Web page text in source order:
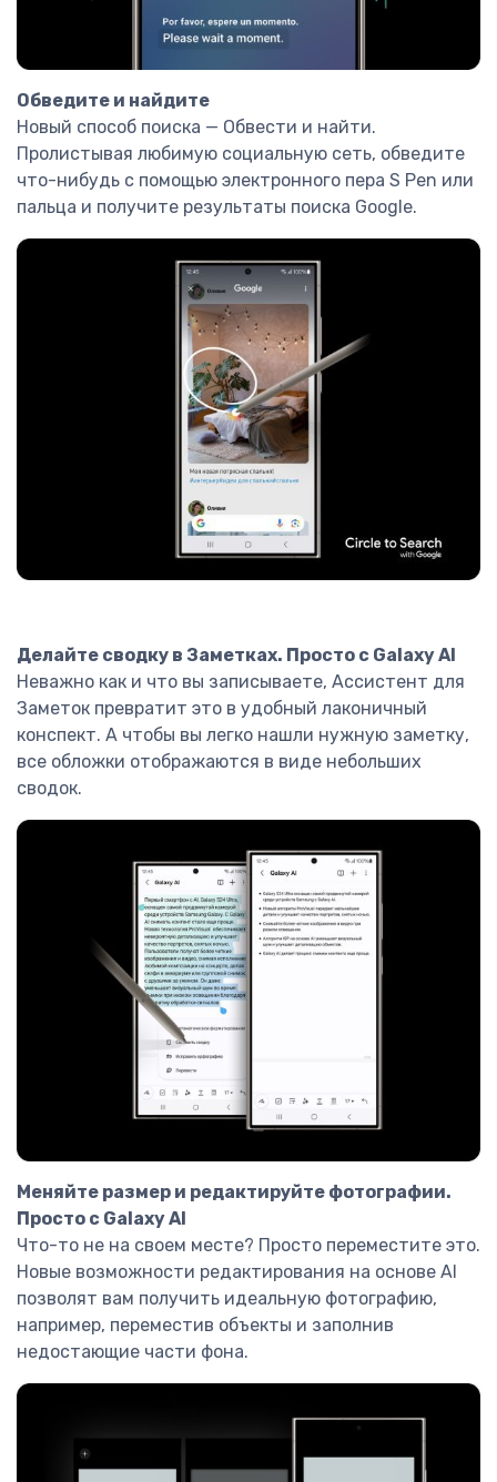
Обведите и найдите
Новый способ поиска — Обвести и найти.
Пролистывая любимую социальную сеть, обведите
что-нибудь с помощью электронного пера S Pen или
пальца и получите результаты поиска Google.
Делайте сводку в Заметках. Просто с Galaxy AI
Неважно как и что вы записываете, Ассистент для
Заметок превратит это в удобный лаконичный
конспект. А чтобы вы легко нашли нужную заметку,
все обложки отображаются в виде небольших
сводок.
Меняйте размер и редактируйте фотографии.
Просто с Galaxy AI
Что-то не на своем месте? Просто переместите это.
Новые возможности редактирования на основе AI
позволят вам получить идеальную фотографию,
например, переместив объекты и заполнив
недостающие части фона.